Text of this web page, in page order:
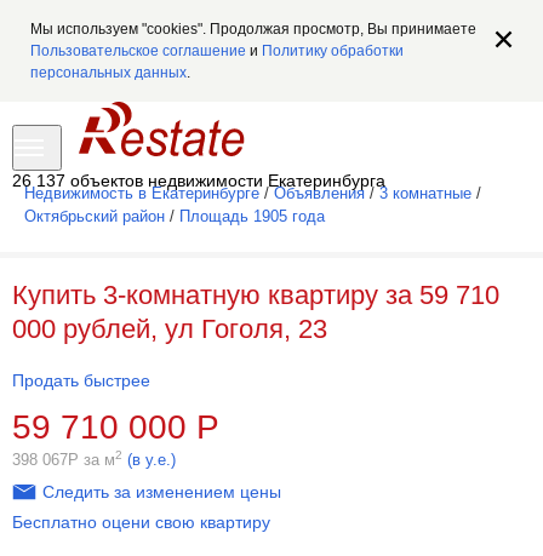
Мы используем "cookies". Продолжая просмотр, Вы принимаете
Пользовательское соглашение и Политику обработки
персональных данных.
26 137 объектов недвижимости Екатеринбурга
Недвижимость в Екатеринбурге / Объявления / 3 комнатные /
Октябрьский район / Площадь 1905 года
Купить 3-комнатную квартиру за 59 710
000 рублей, ул Гоголя, 23
Продать быстрее
59 710 000 Р
398 067Р за м2 (в у.е.)
Следить за изменением цены
Бесплатно оцени свою квартиру